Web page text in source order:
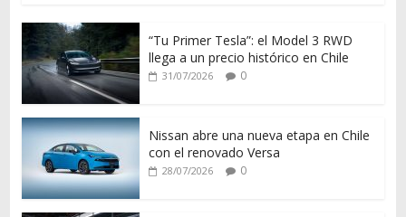
“Tu Primer Tesla”: el Model 3 RWD
llega a un precio histórico en Chile
31/07/2026 0
Nissan abre una nueva etapa en Chile
con el renovado Versa
28/07/2026 0